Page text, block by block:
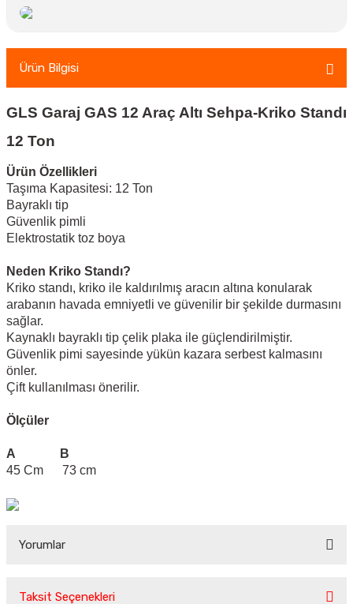
Ürün Bilgisi
GLS Garaj GAS 12 Araç Altı Sehpa-Kriko Standı
12 Ton
Ürün Özellikleri
Taşıma Kapasitesi: 12 Ton
Bayraklı tip
Güvenlik pimli
Elektrostatik toz boya
Neden Kriko Standı?
Kriko standı, kriko ile kaldırılmış aracın altına konularak
arabanın havada emniyetli ve güvenilir bir şekilde durmasını
sağlar.
Kaynaklı bayraklı tip çelik plaka ile güçlendirilmiştir.
Güvenlik pimi sayesinde yükün kazara serbest kalmasını
önler.
Çift kullanılması önerilir.
Ölçüler
A B
45 Cm 73 cm
Yorumlar
Taksit Seçenekleri